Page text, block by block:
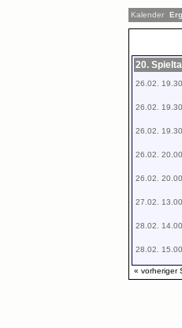
Kalender
20.
26.02. 19.30
26.02. 19.30
26.02. 19.30
26.02. 20.00
26.02. 20.00
27.02. 13.00
28.02. 14.00
28.02. 15.00
« vorheriger